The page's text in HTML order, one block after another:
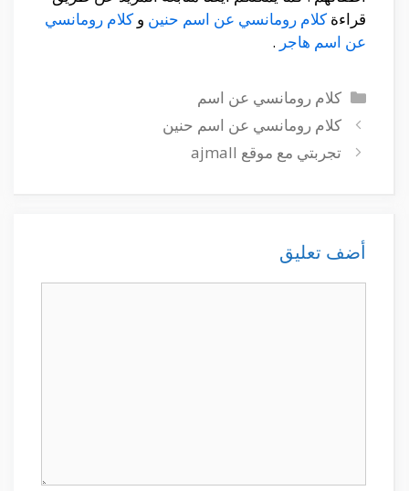
قراءة كلام رومانسي عن اسم حنين و كلام رومانسي
عن اسم هاجر .
التصنيفات
كلام رومانسي عن اسم
كلام رومانسي عن اسم حنين
تجربتي مع موقع ajmall
أضف تعليق